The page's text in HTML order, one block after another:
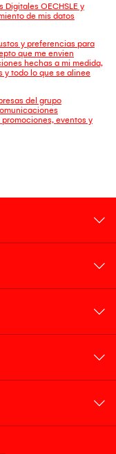
OECHSLE y
de mis datos
y preferencias para
que me envien
hechas a mi medida,
y todo lo que se alinee
del grupo
eventos y